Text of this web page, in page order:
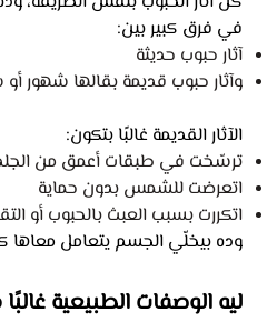
في فرق كبير بين:
آثار حبوب حديثة
وآثار حبوب قديمة بقالها شهور
الآثار القديمة غالبًا بتكون:
ترسّخت في طبقات أعمق من
اتعرضت للشمس بدون حماية
اتكررت بسبب العبث بالحبوب أو
وده بيخلّي الجسم يتعامل معاها
ليه الوصفات الطبيعية